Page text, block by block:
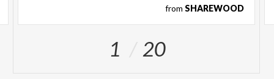
from SHAREWOOD
1 20